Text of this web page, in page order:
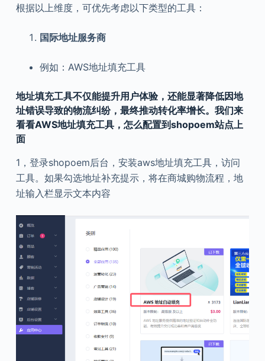
根据以上维度，可优先考虑以下类型的工具：
国际地址服务商
例如：AWS地址填充工具
地址填充工具不仅能提升用户体验，还能显著降低因地
址错误导致的物流纠纷，最终推动转化率增长。我们来
看看AWS地址填充工具，怎么配置到shopoem站点上
面
1，登录shopoem后台，安装aws地址填充工具，访问
工具。如果勾选地址补充提示，将在商城购物流程，地
址输入栏显示文本内容